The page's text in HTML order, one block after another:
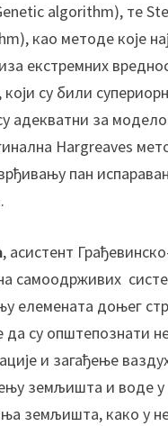
algorithm), те
као методе које
екстремних
су били
адекватни за
Hargreaves
пан
, асистент
самоодрживих
елемената доњег
су општепознати
и загађење
земљишта и воде у
земљишта, како у